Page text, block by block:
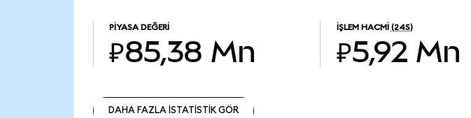
PIYASA DEĞERI
₽85,38 Mn
İŞLEM HACMI (24S)
₽5,92 Mn
DAHA FAZLA İSTATİSTİK GÖR